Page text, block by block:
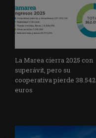
La Marea cierra 2025 con
superávit, pero su
cooperativa pierde 38.542
euros